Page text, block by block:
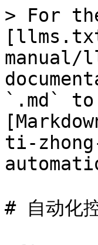
> For
`.md`
ti-
# 自动化